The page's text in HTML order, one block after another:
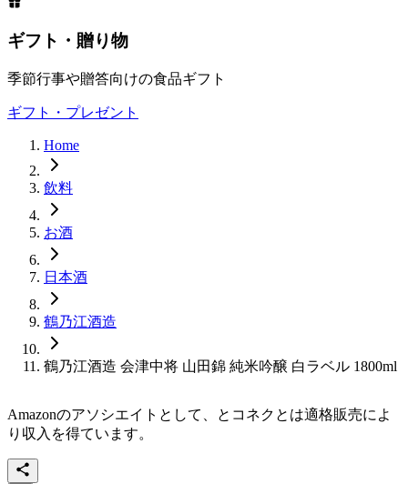
ギフト・贈り物
季節行事や贈答向けの食品ギフト
ギフト・プレゼント
Home
飲料
お酒
日本酒
鶴乃江酒造
鶴乃江酒造 会津中将 山田錦 純米吟醸 白ラベル 1800ml
Amazonのアソシエイトとして、 とコネクと は適格販売によ
り収入を得ています。